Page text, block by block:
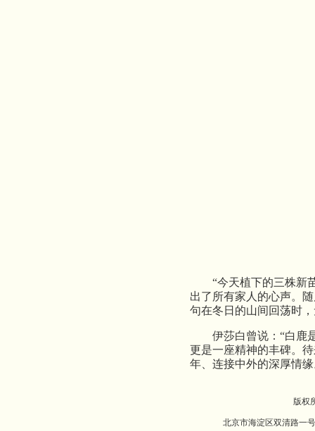
“今天植下的三株新
出了所有家人的心声。
句在冬日的山间回荡时
伊莎白曾说：“白鹿
更是一座精神的丰碑。
年、连接中外的深厚情
版权
北京市海淀区双清路一